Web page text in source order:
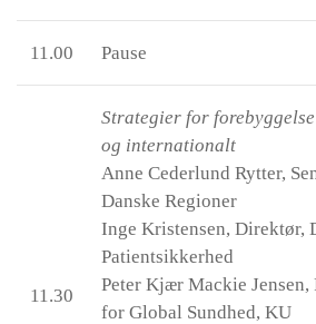
11.00 Pause
11.30
Strategier for
og internationalt
Anne Cederlund Rytter,
Danske Regioner
Inge Kristensen, Direktør,
Patientsikkerhed
Peter Kjær Mackie
for Global Sundhed, KU